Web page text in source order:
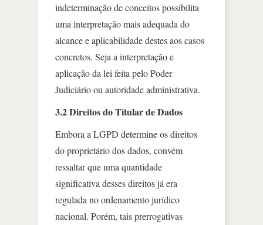
indeterminação de conceitos possibilita
uma interpretação mais adequada do
alcance e aplicabilidade destes aos casos
concretos. Seja a interpretação e
aplicação da lei feita pelo Poder
Judiciário ou autoridade administrativa.
3.2 Direitos do Titular de Dados
Embora a LGPD determine os direitos
do proprietário dos dados, convém
ressaltar que uma quantidade
significativa desses direitos já era
regulada no ordenamento jurídico
nacional. Porém, tais prerrogativas